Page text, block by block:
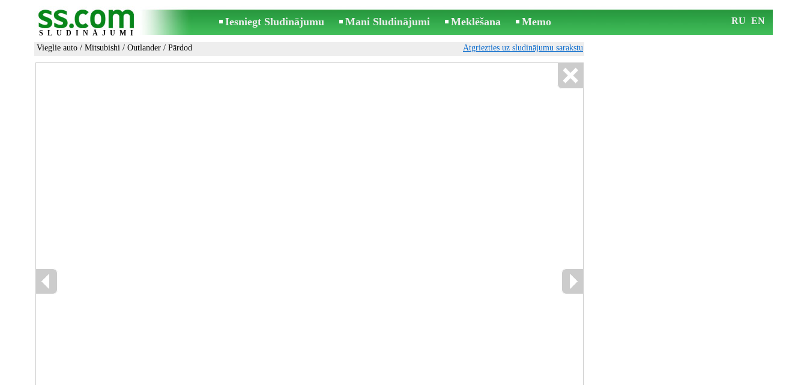
SLUDINĀJUMI
Iesniegt Sludinājumu Mani Sludinājumi Meklēšana Memo RU EN
Vieglie auto / Mitsubishi / Outlander / Pārdod Atgriezties uz sludinājumu sarakstu